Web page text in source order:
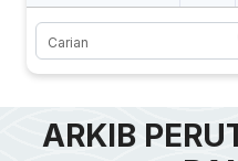
Carian
ARKIB